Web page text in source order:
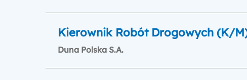
Kierownik Robót Drogowych (K/
Duna Polska S.A.